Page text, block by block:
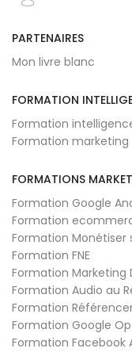
PARTENAIRES
Mon livre blanc
FORMATION
Formation
Formation
FORMATIONS
Formation Google
Formation
Formation Monétiser
Formation FNE
Formation Marketing
Formation Audio au
Formation
Formation Google
Formation Facebook